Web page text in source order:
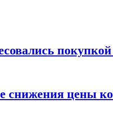
снижения цены